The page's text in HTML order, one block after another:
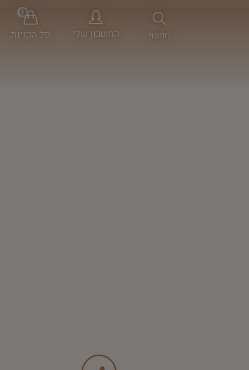
חפשי החשבון שלי סל הקניות
0